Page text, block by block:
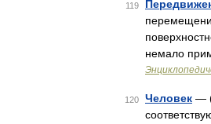
119
немало
120 Человек —